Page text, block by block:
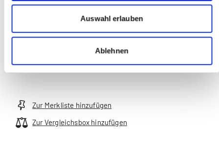
Auswahl erlauben
Ablehnen
Coaching | Kommunikation |
Leadership |
Zur Merkliste hinzufügen
Zur Vergleichsbox hinzufügen